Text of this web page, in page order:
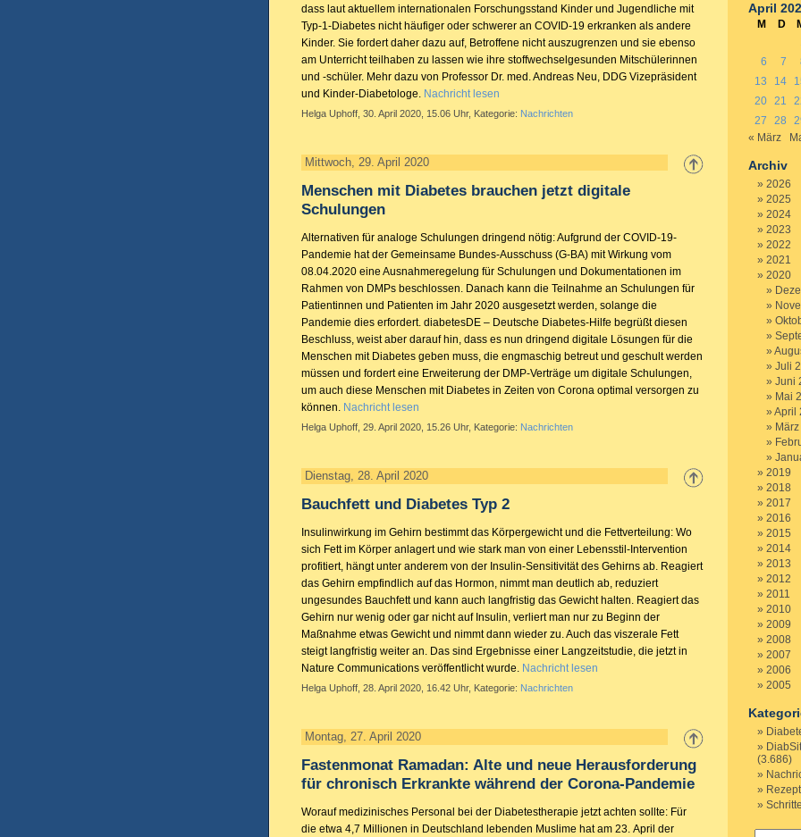
dass laut aktuellem internationalen Forschungsstand Kinder und Jugendliche mit
Typ-1-Diabetes nicht häufiger oder schwerer an COVID-19 erkranken als andere
Kinder. Sie fordert daher dazu auf, Betroffene nicht auszugrenzen und sie ebenso
am Unterricht teilhaben zu lassen wie ihre stoffwechselgesunden Mitschülerinnen
und -schüler. Mehr dazu von Professor Dr. med. Andreas Neu, DDG Vizepräsident
und Kinder-Diabetologe. Nachricht lesen
Helga Uphoff, 30. April 2020, 15.06 Uhr, Kategorie: Nachrichten
Mittwoch, 29. April 2020
Menschen mit Diabetes brauchen jetzt digitale
Schulungen
Alternativen für analoge Schulungen dringend nötig: Aufgrund der COVID-19-
Pandemie hat der Gemeinsame Bundes-Ausschuss (G-BA) mit Wirkung vom
08.04.2020 eine Ausnahmeregelung für Schulungen und Dokumentationen im
Rahmen von DMPs beschlossen. Danach kann die Teilnahme an Schulungen für
Patientinnen und Patienten im Jahr 2020 ausgesetzt werden, solange die
Pandemie dies erfordert. diabetesDE – Deutsche Diabetes-Hilfe begrüßt diesen
Beschluss, weist aber darauf hin, dass es nun dringend digitale Lösungen für die
Menschen mit Diabetes geben muss, die engmaschig betreut und geschult werden
müssen und fordert eine Erweiterung der DMP-Verträge um digitale Schulungen,
um auch diese Menschen mit Diabetes in Zeiten von Corona optimal versorgen zu
können. Nachricht lesen
Helga Uphoff, 29. April 2020, 15.26 Uhr, Kategorie: Nachrichten
Dienstag, 28. April 2020
Bauchfett und Diabetes Typ 2
Insulinwirkung im Gehirn bestimmt das Körpergewicht und die Fettverteilung: Wo
sich Fett im Körper anlagert und wie stark man von einer Lebensstil-Intervention
profitiert, hängt unter anderem von der Insulin-Sensitivität des Gehirns ab. Reagiert
das Gehirn empfindlich auf das Hormon, nimmt man deutlich ab, reduziert
ungesundes Bauchfett und kann auch langfristig das Gewicht halten. Reagiert das
Gehirn nur wenig oder gar nicht auf Insulin, verliert man nur zu Beginn der
Maßnahme etwas Gewicht und nimmt dann wieder zu. Auch das viszerale Fett
steigt langfristig weiter an. Das sind Ergebnisse einer Langzeitstudie, die jetzt in
Nature Communications veröffentlicht wurde. Nachricht lesen
Helga Uphoff, 28. April 2020, 16.42 Uhr, Kategorie: Nachrichten
Montag, 27. April 2020
Fastenmonat Ramadan: Alte und neue Herausforderung
für chronisch Erkrankte während der Corona-Pandemie
Worauf medizinisches Personal bei der Diabetestherapie jetzt achten sollte: Für
die etwa 4,7 Millionen in Deutschland lebenden Muslime hat am 23. April der
April
M D
6
7
13
14
20 21
27
28
« März
Archiv
2026
2025
2024
2023
2022
2021
2020
Juli
Juni
Mai
April
2019
2018
2017
2016
2015
2014
2013
2012
2011
2010
2009
2008
2007
2006
2005
(3.686)